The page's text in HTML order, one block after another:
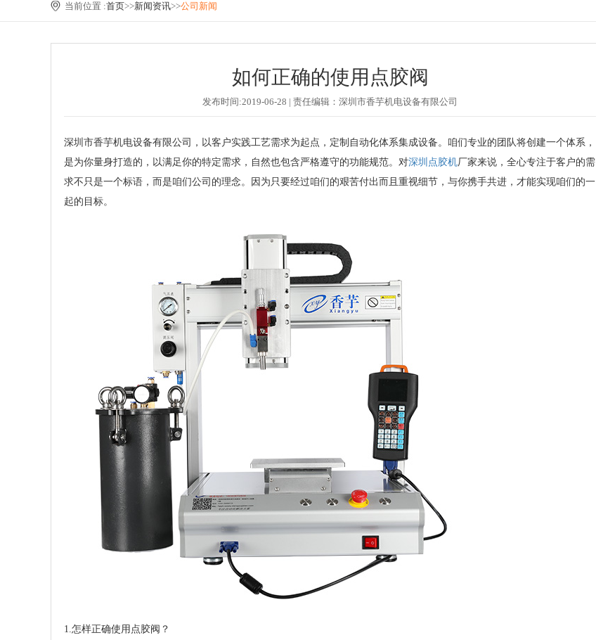
当前位置 :首页>>新闻资讯>>公司新闻
如何正确的使用点胶阀
发布时间:2019-06-28 | 责任编辑：深圳市香芋机电设备有限公司
深圳市香芋机电设备有限公司，以客户实践工艺需求为起点，定制自动化体系集成设备。咱们专业的团队将创建一个体系，
是为你量身打造的，以满足你的特定需求，自然也包含严格遵守的功能规范。对深圳点胶机厂家来说，全心专注于客户的需
求不只是一个标语，而是咱们公司的理念。因为只要经过咱们的艰苦付出而且重视细节，与你携手共进，才能实现咱们的一
起的目标。
1.怎样正确使用点胶阀？